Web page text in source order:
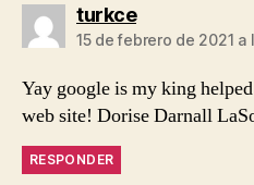
turkcedice:
15 de febrero de 2021 a
Yay google is my king
web site! Dorise Darnall
RESPONDER